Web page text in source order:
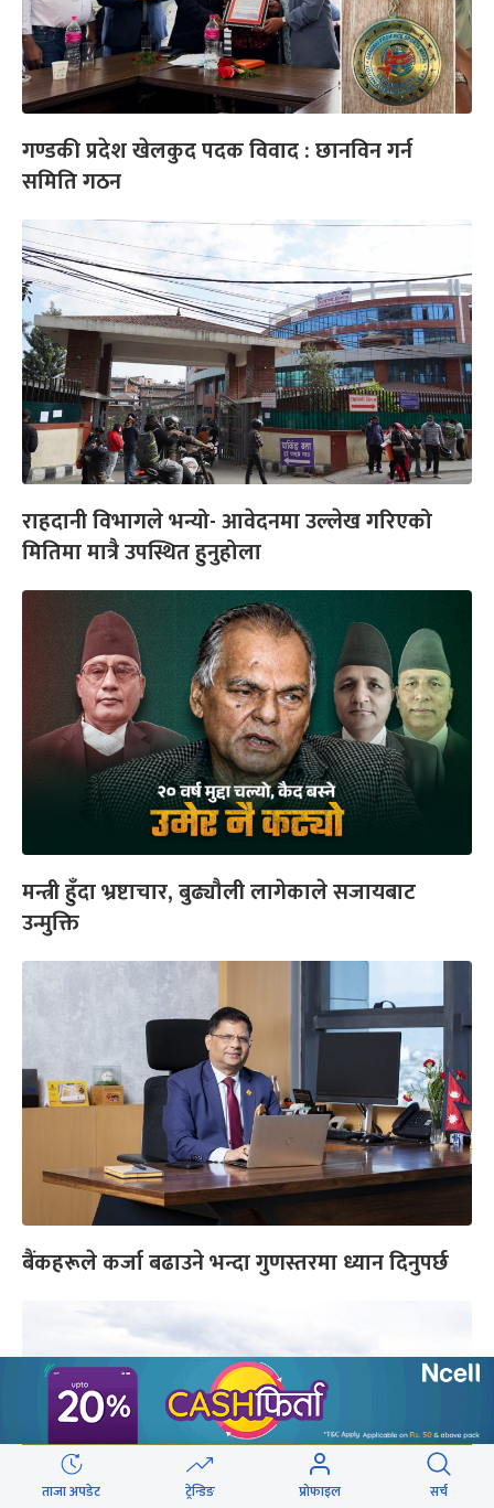
गण्डकी प्रदेश खेलकुद पदक विवाद : छानविन गर्न
समिति गठन
राहदानी विभागले भन्यो- आवेदनमा उल्लेख गरिएको
मितिमा मात्रै उपस्थित हुनुहोला
मन्त्री हुँदा भ्रष्टाचार, बुढ्यौली लागेकाले सजायबाट
उन्मुक्ति
बैंकहरूले कर्जा बढाउने भन्दा गुणस्तरमा ध्यान दिनुपर्छ
ताजा अपडेट ट्रेन्डिङ प्रोफाइल सर्च